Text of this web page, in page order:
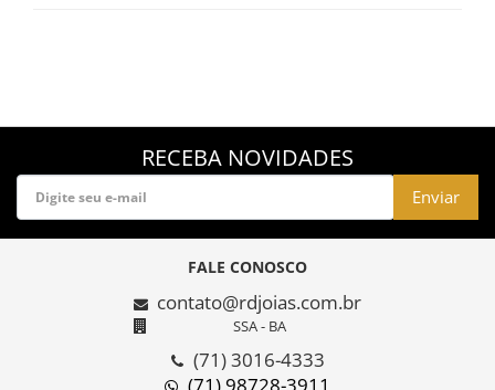
RECEBA NOVIDADES
Enviar
FALE CONOSCO
contato@rdjoias.com.br
SSA - BA
(71) 3016-4333